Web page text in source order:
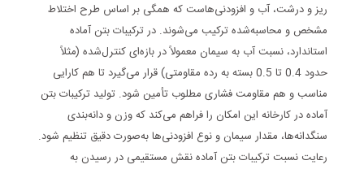
ریز و درشت، آب و افزودنی‌هاست که همگی بر اساس طرح اختلاط
مشخص و محاسبه‌شده ترکیب می‌شوند. در ترکیبات بتن آماده
استاندارد، نسبت آب به سیمان معمولاً در بازه‌ای کنترل‌شده (مثلاً
حدود 0.4 تا 0.5 بسته به رده مقاومتی) قرار می‌گیرد تا هم کارایی
مناسب و هم مقاومت فشاری مطلوب تأمین شود. تولید ترکیبات بتن
آماده در کارخانه این امکان را فراهم می‌کند که وزن و دانه‌بندی
سنگدانه‌ها، مقدار سیمان و نوع افزودنی‌ها به‌صورت دقیق تنظیم شود.
رعایت نسبت ترکیبات بتن آماده نقش مستقیمی در رسیدن به